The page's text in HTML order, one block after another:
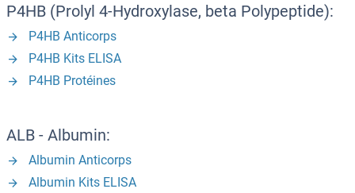
P4HB (Prolyl 4-Hydroxylase, beta Polypeptide):
P4HB Anticorps
P4HB Kits ELISA
P4HB Protéines
ALB - Albumin:
Albumin Anticorps
Albumin Kits ELISA